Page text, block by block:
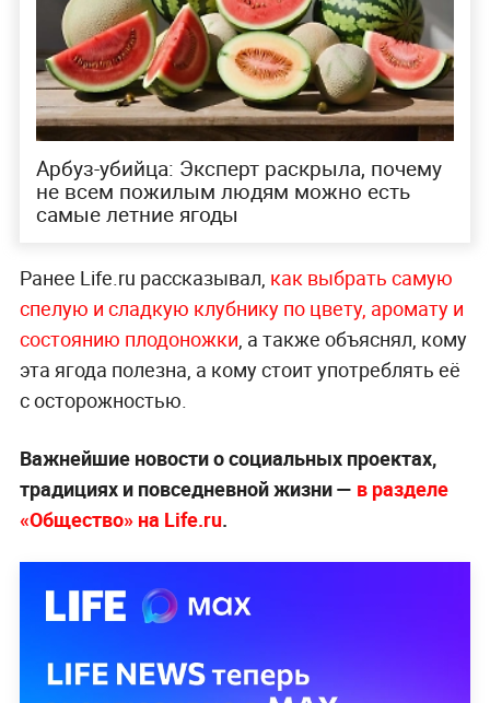
Арбуз-убийца: Эксперт раскрыла, почему
не всем пожилым людям можно есть
самые летние ягоды
Ранее Life.ru рассказывал, как выбрать самую
спелую и сладкую клубнику по цвету, аромату и
состоянию плодоножки, а также объяснял, кому
эта ягода полезна, а кому стоит употреблять её
с осторожностью.
Важнейшие новости о социальных проектах,
традициях и повседневной жизни — в разделе
«Общество» на Life.ru.